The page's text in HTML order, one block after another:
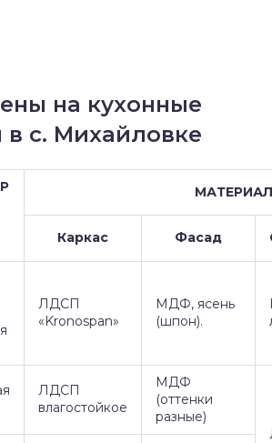
на кухонные
в с. Михайловке
Каркас Фасад
ЛДСП
«Kronospan»
МДФ, ясень
(шпон).
ЛДСП
влагостойкое
МДФ
(оттенки
разные)